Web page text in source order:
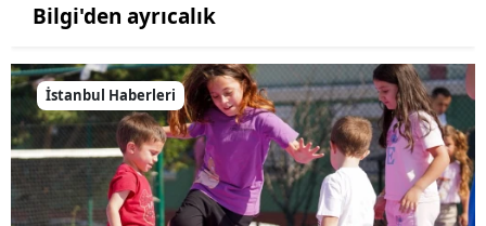
Bilgi'den ayrıcalık
İstanbul Haberleri